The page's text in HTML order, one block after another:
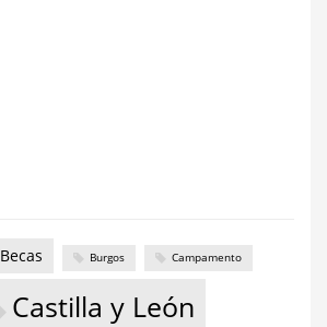
Becas Burgos Campamento
Castilla y León